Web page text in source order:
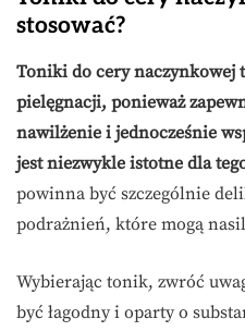
stosować?
Toniki do cery naczynkowej
pielęgnacji, ponieważ
nawilżenie i jednocześnie
jest niezwykle istotne dla
powinna być szczególnie
podrażnień, które mogą
Wybierając tonik, zwróć
być łagodny i oparty o